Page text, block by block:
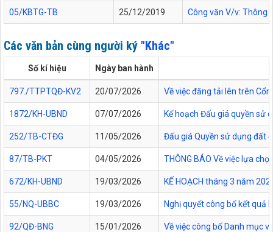
05/KBTG-TB 25/12/2019 Công văn V/v: Thông
Các văn bản cùng người ký "Khác"
Số kí hiệu Ngày ban hành
797./TTPTQĐ-KV2 20/07/2026 Về việc đăng tải lên trên
1872/KH-UBND 07/07/2026 Kế hoạch Đấu giá quyền sử
252/TB-CTĐG 11/05/2026 Đấu giá Quyền sử dụng đất
87/TB-PKT 04/05/2026 THÔNG BÁO Về việc lựa
672/KH-UBND 19/03/2026 KẾ HOẠCH tháng 3 năm
55/NQ-UBBC 19/03/2026 Nghị quyết công bố kết quả
92/QĐ-BNG 15/01/2026 Về việc công bố Danh mục